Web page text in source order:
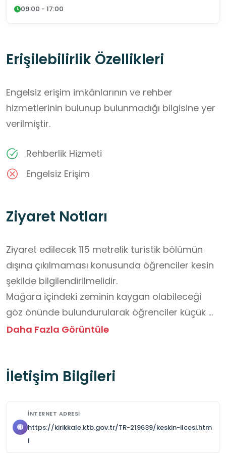
09:00 - 17:00
Erişilebilirlik Özellikleri
Engelsiz erişim imkânlarının ve rehber
hizmetlerinin bulunup bulunmadığı bilgisine yer
verilmiştir.
Rehberlik Hizmeti
Engelsiz Erişim
Ziyaret Notları
Ziyaret edilecek 115 metrelik turistik bölümün
dışına çıkılmaması konusunda öğrenciler kesin
şekilde bilgilendirilmelidir.
Mağara içindeki zeminin kaygan olabileceği
göz önünde bulundurularak öğrenciler küçük
gruplar hâlinde gezdirilmelidir.
Öğrencilerin baret veya koruyucu başlık
Öğrencilerin kaymaz tabanlı, kapalı ayakkabı
giymeleri zorunlu tutulmalıdır.
Daha Fazla Görüntüle
İletişim Bilgileri
İNTERNET ADRESI
https://kirikkale.ktb.gov.tr/TR-219639/keskin-ilcesi.htm
l